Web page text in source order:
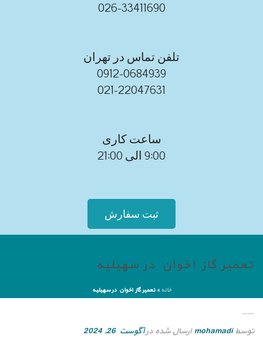
026-33411690
تلفن تماس در تهران
0912-0684939
021-22047631
ساعت کاری
9:00 الی 21:00
ثبت سفارش
تعمیر گاز اخوان در سهیلیه
خانه »تعمیر گاز اخوان در سهیلیه
تعمیر گاز اخوان در سهیلیه
توسطmohamadiارسال شده درآگوست 26, 2024